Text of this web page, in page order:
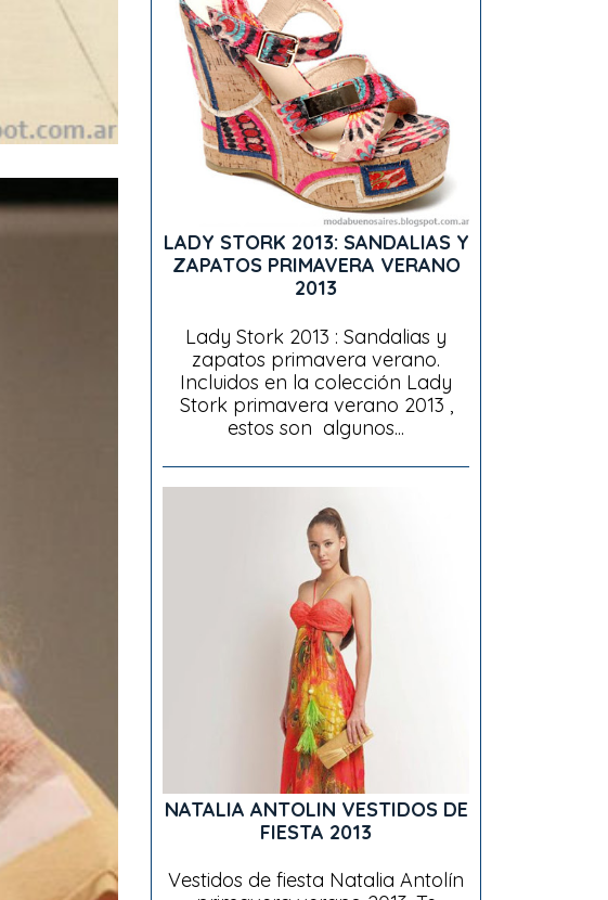
LADY STORK 2013: SANDALIAS Y
ZAPATOS PRIMAVERA VERANO
2013
Lady Stork 2013 : Sandalias y
zapatos primavera verano.
Incluidos en la colección Lady
Stork primavera verano 2013 ,
estos son algunos...
NATALIA ANTOLIN VESTIDOS DE
FIESTA 2013
Vestidos de fiesta Natalia Antolín